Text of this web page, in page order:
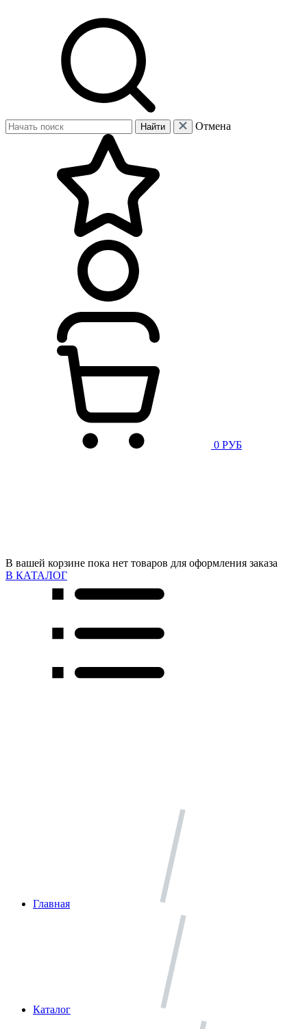
Найти Отмена
0 РУБ
В вашей корзине пока нет товаров для оформления заказа
В КАТАЛОГ
Главная
Каталог